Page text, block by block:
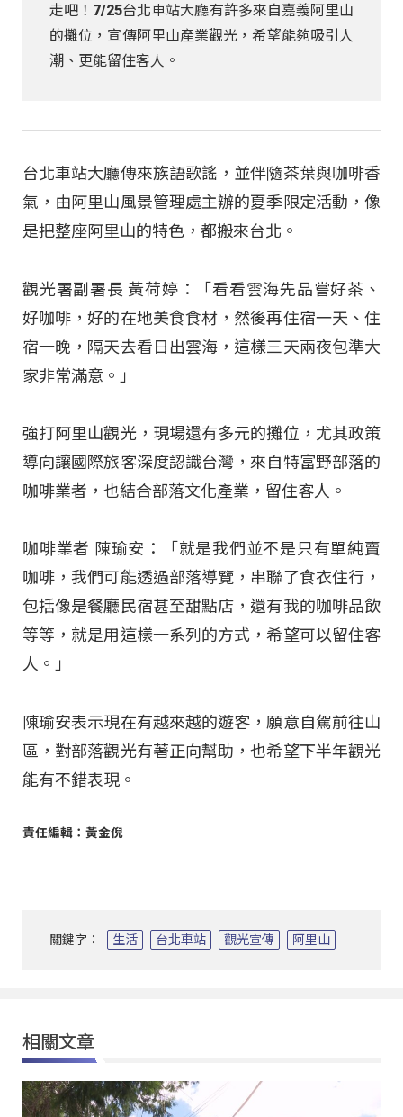
走吧！7/25台北車站大廳有許多來自嘉義阿里山
的攤位，宣傳阿里山產業觀光，希望能夠吸引人
潮、更能留住客人。
台北車站大廳傳來族語歌謠，並伴隨茶葉與咖啡香
氣，由阿里山風景管理處主辦的夏季限定活動，像
是把整座阿里山的特色，都搬來台北。
觀光署副署長 黃荷婷：「看看雲海先品嘗好茶、
好咖啡，好的在地美食食材，然後再住宿一天、住
宿一晚，隔天去看日出雲海，這樣三天兩夜包準大
家非常滿意。」
強打阿里山觀光，現場還有多元的攤位，尤其政策
導向讓國際旅客深度認識台灣，來自特富野部落的
咖啡業者，也結合部落文化產業，留住客人。
咖啡業者 陳瑜安：「就是我們並不是只有單純賣
咖啡，我們可能透過部落導覽，串聯了食衣住行，
包括像是餐廳民宿甚至甜點店，還有我的咖啡品飲
等等，就是用這樣一系列的方式，希望可以留住客
人。」
陳瑜安表示現在有越來越的遊客，願意自駕前往山
區，對部落觀光有著正向幫助，也希望下半年觀光
能有不錯表現。
責任編輯：黃金倪
關鍵字： 生活 台北車站 觀光宣傳 阿里山
相關文章